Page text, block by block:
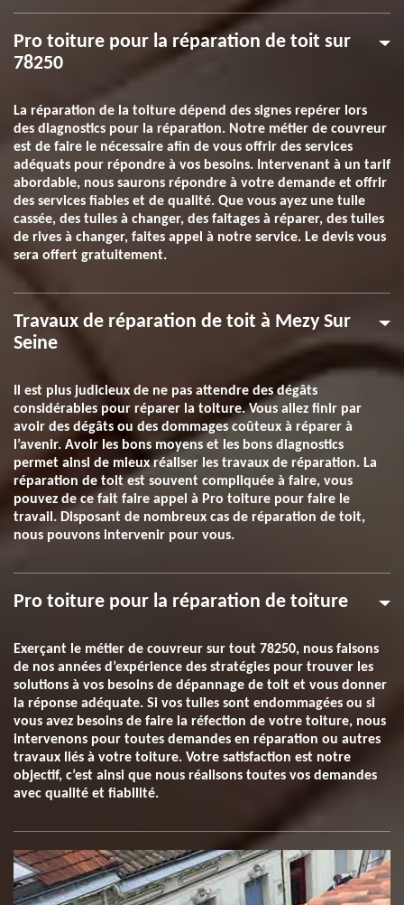
Pro toiture pour la réparation de toit sur
78250
La réparation de la toiture dépend des signes repérer lors
des diagnostics pour la réparation. Notre métier de couvreur
est de faire le nécessaire afin de vous offrir des services
adéquats pour répondre à vos besoins. Intervenant à un tarif
abordable, nous saurons répondre à votre demande et offrir
des services fiables et de qualité. Que vous ayez une tuile
cassée, des tuiles à changer, des faitages à réparer, des tuiles
de rives à changer, faites appel à notre service. Le devis vous
sera offert gratuitement.
Travaux de réparation de toit à Mezy Sur
Seine
Il est plus judicieux de ne pas attendre des dégâts
considérables pour réparer la toiture. Vous allez finir par
avoir des dégâts ou des dommages coûteux à réparer à
l’avenir. Avoir les bons moyens et les bons diagnostics
permet ainsi de mieux réaliser les travaux de réparation. La
réparation de toit est souvent compliquée à faire, vous
pouvez de ce fait faire appel à Pro toiture pour faire le
travail. Disposant de nombreux cas de réparation de toit,
nous pouvons intervenir pour vous.
Pro toiture pour la réparation de toiture
Exerçant le métier de couvreur sur tout 78250, nous faisons
de nos années d’expérience des stratégies pour trouver les
solutions à vos besoins de dépannage de toit et vous donner
la réponse adéquate. Si vos tuiles sont endommagées ou si
vous avez besoins de faire la réfection de votre toiture, nous
intervenons pour toutes demandes en réparation ou autres
travaux liés à votre toiture. Votre satisfaction est notre
objectif, c’est ainsi que nous réalisons toutes vos demandes
avec qualité et fiabilité.